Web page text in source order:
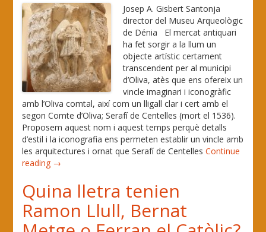
Josep A. Gisbert Santonja
director del Museu Arqueològic
de Dénia El mercat antiquari
ha fet sorgir a la llum un
objecte artístic certament
transcendent per al municipi
d’Oliva, atès que ens ofereix un
vincle imaginari i iconogràfic
amb l’Oliva comtal, així com un lligall clar i cert amb el
segon Comte d’Oliva; Serafí de Centelles (mort el 1536).
Proposem aquest nom i aquest temps perquè detalls
d’estil i la iconografia ens permeten establir un vincle amb
les arquitectures i ornat que Serafí de CentellesContinue
reading →
Quina lletra tenien
Ramon Llull, Bernat